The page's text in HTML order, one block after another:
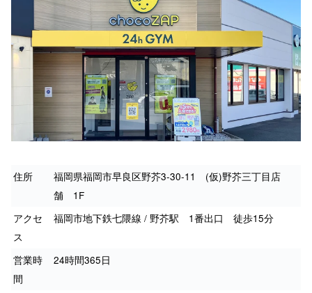
住所
福岡県福岡市早良区野芥3-30-11 (仮)野芥三丁目店
舗 1F
アクセ
ス
福岡市地下鉄七隈線 / 野芥駅 1番出口 徒歩15分
営業時
間
24時間365日